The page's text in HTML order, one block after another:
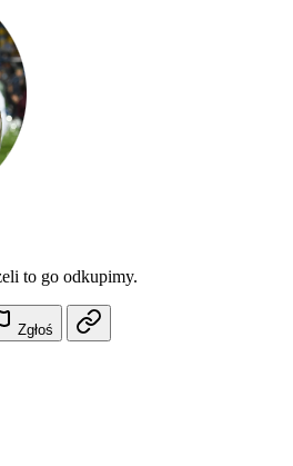
to go odkupimy.
Zgłoś